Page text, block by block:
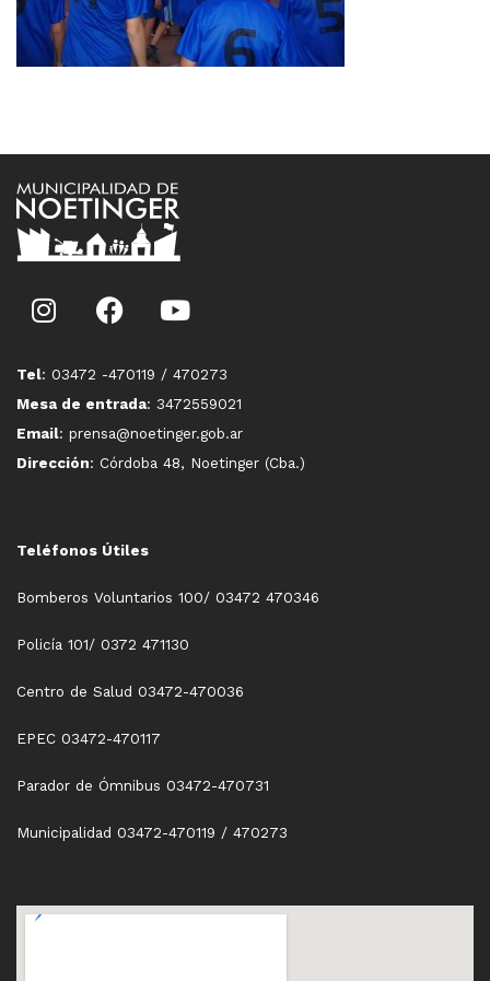
Tel: 03472 -470119 / 470273
Mesa de entrada: 3472559021
Email: prensa@noetinger.gob.ar
Dirección: Córdoba 48, Noetinger (Cba.)
Teléfonos Útiles
Bomberos Voluntarios 100/ 03472 470346
Policía 101/ 0372 471130
Centro de Salud 03472-470036
EPEC 03472-470117
Parador de Ómnibus 03472-470731
Municipalidad 03472-470119 / 470273